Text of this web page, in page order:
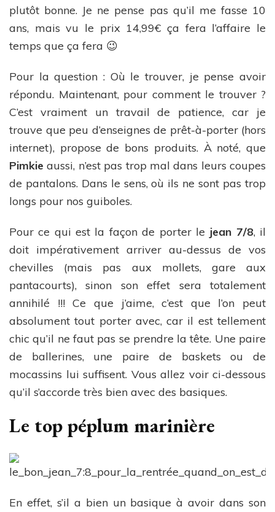
plutôt bonne. Je ne pense pas qu’il me fasse 10
ans, mais vu le prix 14,99€ ça fera l’affaire le
temps que ça fera 😉
Pour la question : Où le trouver, je pense avoir
répondu. Maintenant, pour comment le trouver ?
C’est vraiment un travail de patience, car je
trouve que peu d’enseignes de prêt-à-porter (hors
internet), propose de bons produits. À noté, que
Pimkie aussi, n’est pas trop mal dans leurs coupes
de pantalons. Dans le sens, où ils ne sont pas trop
longs pour nos guiboles.
Pour ce qui est la façon de porter le jean 7/8, il
doit impérativement arriver au-dessus de vos
chevilles (mais pas aux mollets, gare aux
pantacourts), sinon son effet sera totalement
annihilé !!! Ce que j’aime, c’est que l’on peut
absolument tout porter avec, car il est tellement
chic qu’il ne faut pas se prendre la tête. Une paire
de ballerines, une paire de baskets ou de
mocassins lui suffisent. Vous allez voir ci-dessous
qu’il s’accorde très bien avec des basiques.
Le top péplum marinière
En effet, s’il a bien un basique à avoir dans son